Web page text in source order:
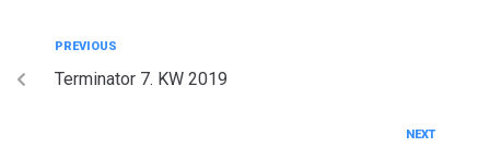
PREVIOUS
Terminator 7. KW 2019
NEXT